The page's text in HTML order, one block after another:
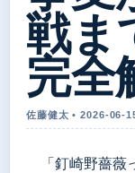
戦ま
完全
佐藤健太 • 2026-06-
「釘崎野薔薇